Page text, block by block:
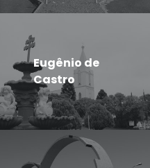
Eugênio de
Castro